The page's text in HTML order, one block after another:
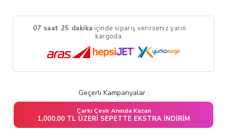
07 saat 25 dakika içinde sipariş verirseniz yarın
kargoda.
Geçerli Kampanyalar :
Çarkı Çevir Anında Kazan
1,000.00 TL ÜZERI SEPETTE EKSTRA İNDIRIM